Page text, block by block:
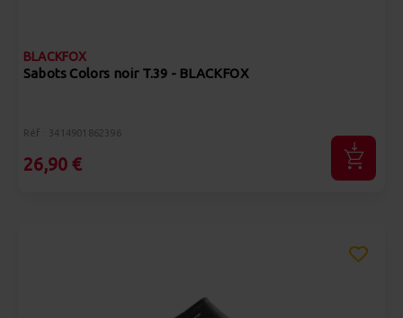
BLACKFOX
Sabots Colors noir T.39 - BLACKFOX
Réf : 3414901862396
26,90 €